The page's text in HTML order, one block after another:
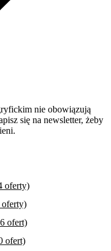
nie obowiązują
się na newsletter, żeby
oferty)
oferty)
ofert)
ofert)